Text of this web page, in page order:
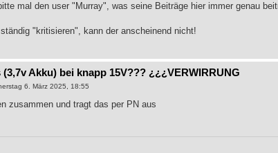
mal den user "Murray", was seine Beiträge hier immer genau
"kritisieren", kann der anscheinend nicht!
Akku) bei knapp 15V??? ¿¿¿VERWIRRUNG
6. März 2025, 18:55
zusammen und tragt das per PN aus